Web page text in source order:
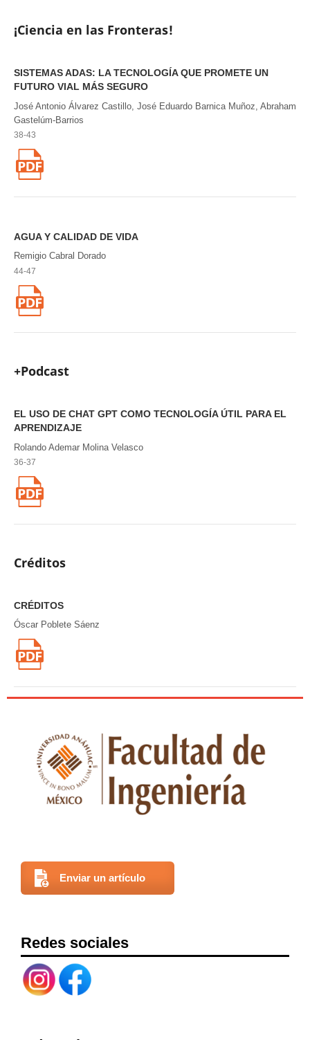
¡Ciencia en las Fronteras!
SISTEMAS ADAS: LA TECNOLOGÍA QUE PROMETE UN
FUTURO VIAL MÁS SEGURO
José Antonio Álvarez Castillo, José Eduardo Barnica Muñoz, Abraham
Gastelúm-Barrios
38-43
AGUA Y CALIDAD DE VIDA
Remigio Cabral Dorado
44-47
+Podcast
EL USO DE CHAT GPT COMO TECNOLOGÍA ÚTIL PARA EL
APRENDIZAJE
Rolando Ademar Molina Velasco
36-37
Créditos
CRÉDITOS
Óscar Poblete Sáenz
Enviar un artículo
Redes sociales